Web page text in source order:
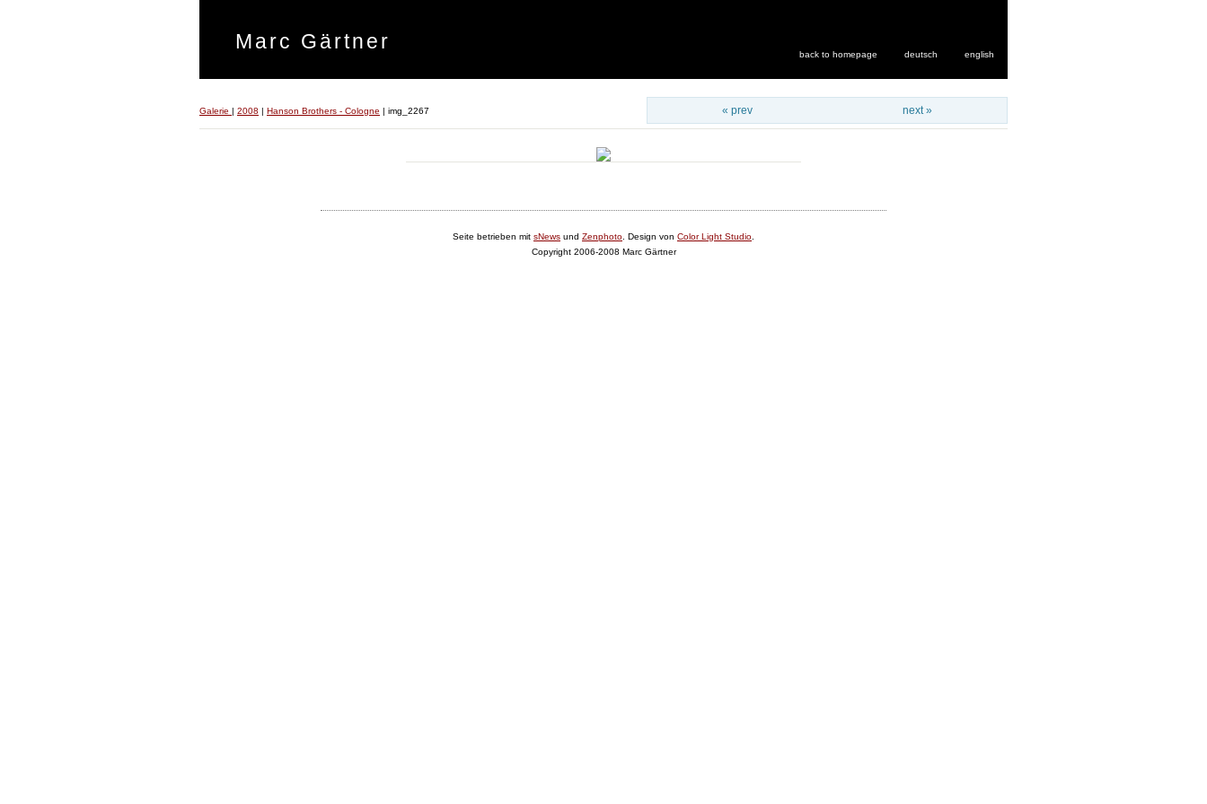
Marc Gärtner
back to homepage deutsch english
« prev next »
Galerie | 2008 | Hanson Brothers - Cologne | img_2267
Seite betrieben mit sNews und Zenphoto . Design von Color Light Studio
Copyright 2006-2008 Marc Gärtner